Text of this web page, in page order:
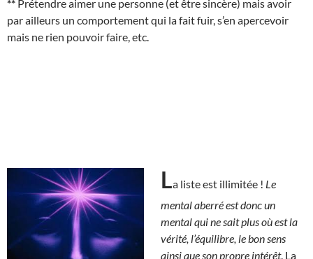
** Prétendre aimer une personne (et être sincère) mais avoir
par ailleurs un comportement qui la fait fuir, s’en apercevoir
mais ne rien pouvoir faire, etc.
La liste est illimitée ! Le
mental aberré est donc un
mental qui ne sait plus où est la
vérité, l’équilibre, le bon sens
ainsi que son propre intérêt. La